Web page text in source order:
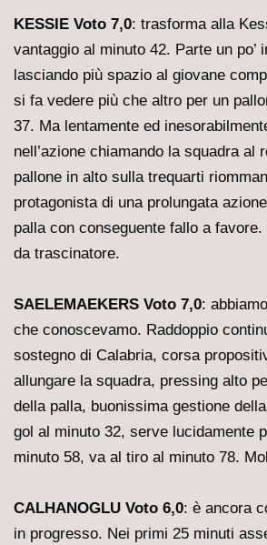
KESSIE Voto 7,0: trasforma alla
vantaggio al minuto 42. Parte un po’
lasciando più spazio al giovane
si fa vedere più che altro per un
37. Ma lentamente ed
nell’azione chiamando la squadra al
pallone in alto sulla trequarti
protagonista di una prolungata
palla con conseguente fallo a
da trascinatore.
SAELEMAEKERS Voto 7,0:
che conoscevamo. Raddoppio
sostegno di Calabria, corsa
allungare la squadra, pressing alto
della palla, buonissima gestione
gol al minuto 32, serve lucidamente
minuto 58, va al tiro al minuto 78.
CALHANOGLU Voto 6,0: è ancora
in progresso. Nei primi 25 minuti